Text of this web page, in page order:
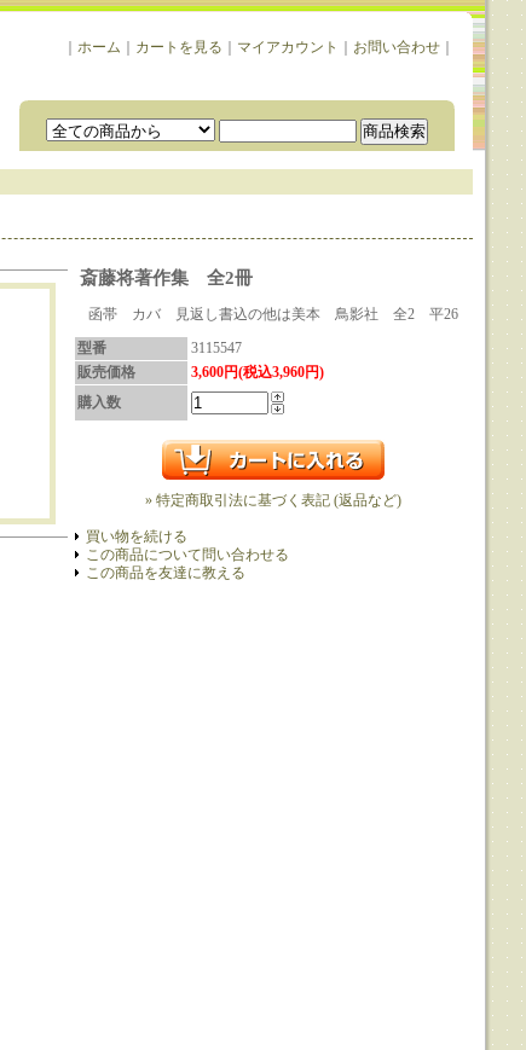
ホーム カートを見る マイアカウント お問い合わせ
斎藤将著作集 全2冊
函帯 カバ 見返し書込の他は美本 鳥影社 全2 平26
型番
3115547
販売価格
3,600円(税込3,960円)
購入数
» 特定商取引法に基づく表記 (返品など)
買い物を続ける
この商品について問い合わせる
この商品を友達に教える